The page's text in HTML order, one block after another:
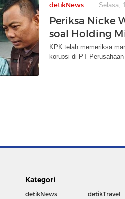
detikNews Selasa,
Periksa Nicke
soal Holding
KPK telah memeriksa
korupsi di PT
Kategori
detikNews detikTravel